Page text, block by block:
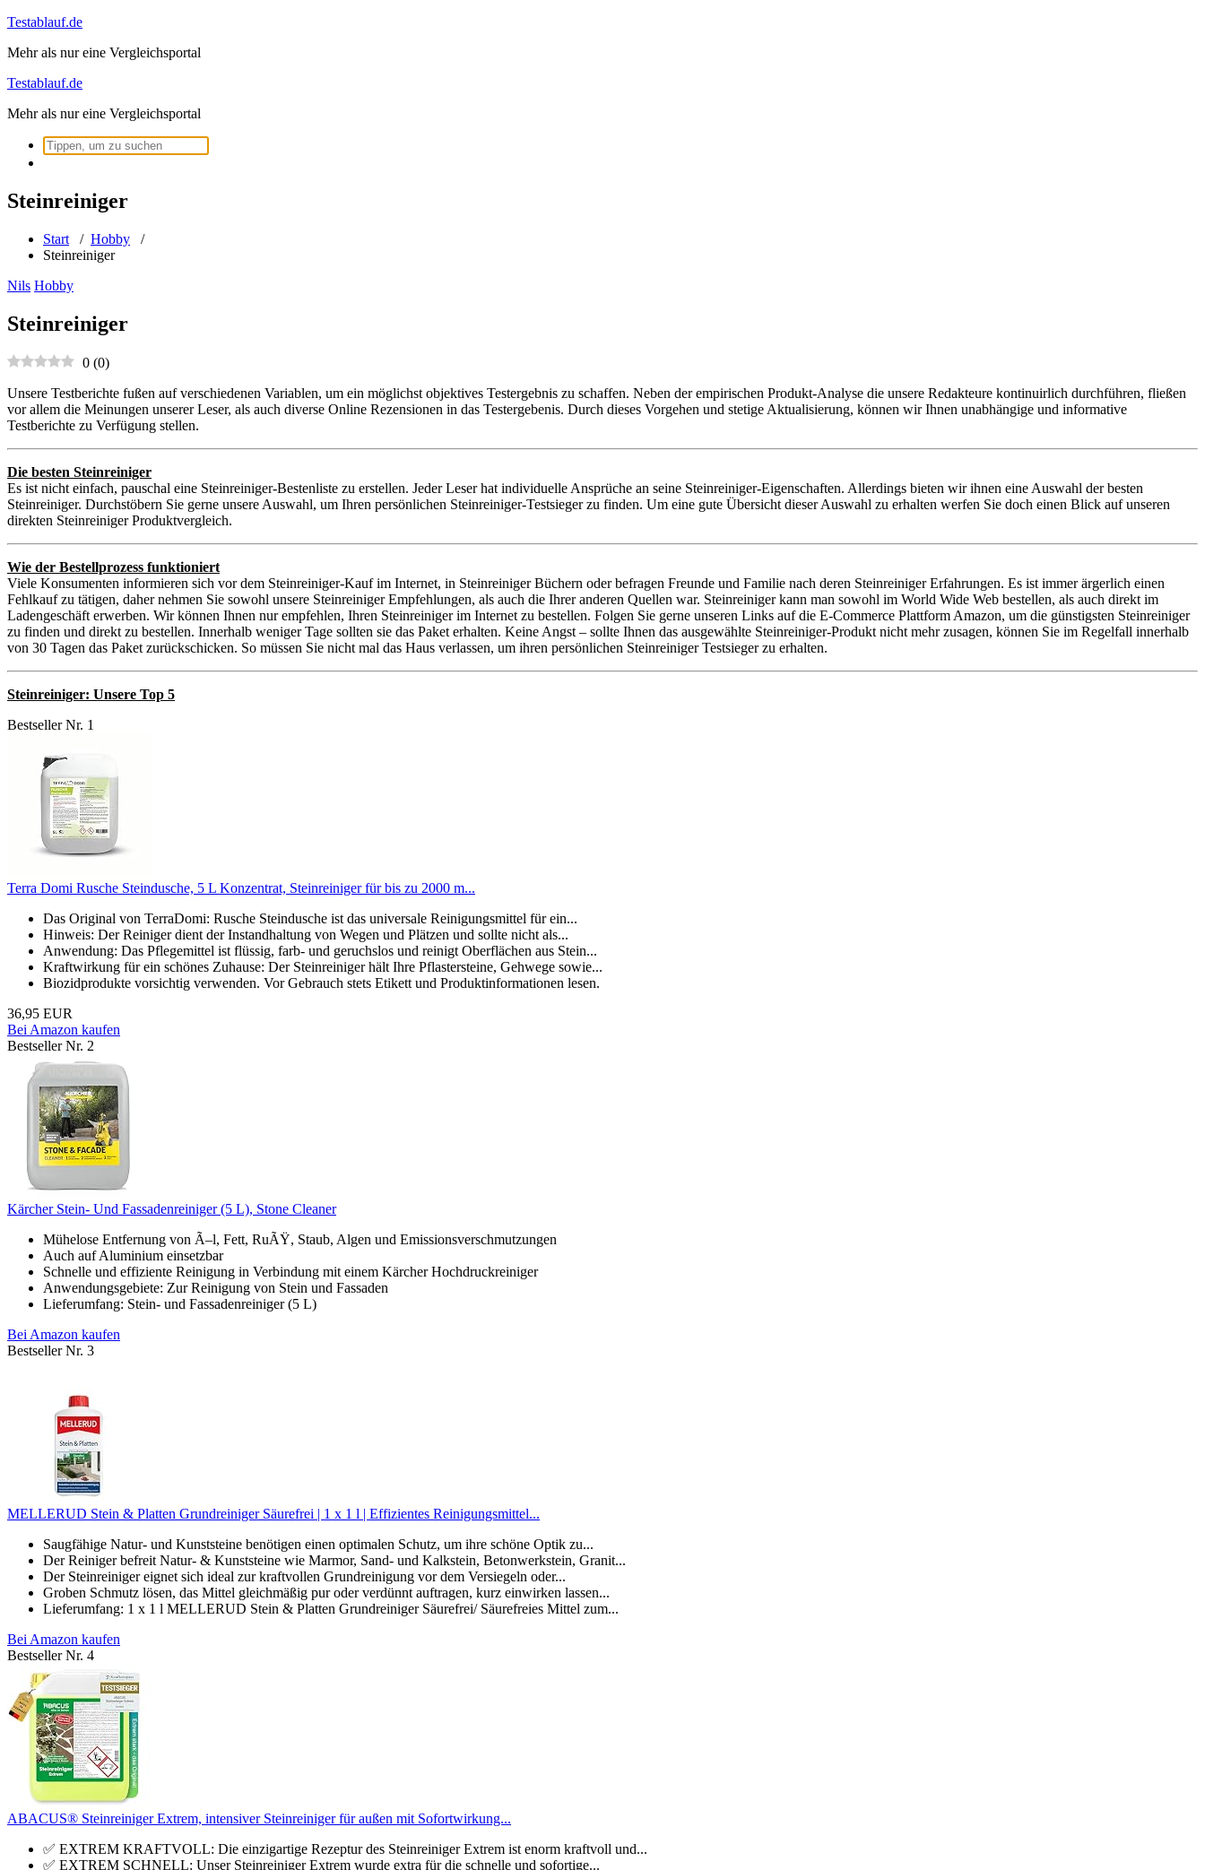
Zum
springen
Testablauf.de
Mehr als nur eine Vergleichsportal
Testablauf.de
Mehr als nur eine Vergleichsportal
Suchen
nach:
Steinreiniger
Start / Hobby /
Steinreiniger
Nils Hobby
Steinreiniger
0 (0)
Unsere Testberichte fußen auf verschiedenen Variablen, um ein möglichst objektives Testergebnis zu schaffen. Neben der empirischen Produkt-Analyse die unsere Redakteure kontinuirlich durchführen, fließen
vor allem die Meinungen unserer Leser, als auch diverse Online Rezensionen in das Testergebenis. Durch dieses Vorgehen und stetige Aktualisierung, können wir Ihnen unabhängige und informative
Testberichte zu Verfügung stellen.
Die besten Steinreiniger
Es ist nicht einfach, pauschal eine Steinreiniger-Bestenliste zu erstellen. Jeder Leser hat individuelle Ansprüche an seine Steinreiniger-Eigenschaften. Allerdings bieten wir ihnen eine Auswahl der besten
Steinreiniger. Durchstöbern Sie gerne unsere Auswahl, um Ihren persönlichen Steinreiniger-Testsieger zu finden. Um eine gute Übersicht dieser Auswahl zu erhalten werfen Sie doch einen Blick auf unseren
direkten Steinreiniger Produktvergleich.
Wie der Bestellprozess funktioniert
Viele Konsumenten informieren sich vor dem Steinreiniger-Kauf im Internet, in Steinreiniger Büchern oder befragen Freunde und Familie nach deren Steinreiniger Erfahrungen. Es ist immer ärgerlich einen
Fehlkauf zu tätigen, daher nehmen Sie sowohl unsere Steinreiniger Empfehlungen, als auch die Ihrer anderen Quellen war. Steinreiniger kann man sowohl im World Wide Web bestellen, als auch direkt im
Ladengeschäft erwerben. Wir können Ihnen nur empfehlen, Ihren Steinreiniger im Internet zu bestellen. Folgen Sie gerne unseren Links auf die E-Commerce Plattform Amazon, um die günstigsten Steinreiniger
zu finden und direkt zu bestellen. Innerhalb weniger Tage sollten sie das Paket erhalten. Keine Angst – sollte Ihnen das ausgewählte Steinreiniger-Produkt nicht mehr zusagen, können Sie im Regelfall innerhalb
von 30 Tagen das Paket zurückschicken. So müssen Sie nicht mal das Haus verlassen, um ihren persönlichen Steinreiniger Testsieger zu erhalten.
Steinreiniger: Unsere Top 5
Bestseller Nr. 1
Terra Domi Rusche Steindusche, 5 L Konzentrat, Steinreiniger für bis zu 2000 m...
Das Original von TerraDomi: Rusche Steindusche ist das universale Reinigungsmittel für ein...
Hinweis: Der Reiniger dient der Instandhaltung von Wegen und Plätzen und sollte nicht als...
Anwendung: Das Pflegemittel ist flüssig, farb- und geruchslos und reinigt Oberflächen aus Stein...
Kraftwirkung für ein schönes Zuhause: Der Steinreiniger hält Ihre Pflastersteine, Gehwege sowie...
Biozidprodukte vorsichtig verwenden. Vor Gebrauch stets Etikett und Produktinformationen lesen.
36,95 EUR
Bei Amazon kaufen
Bestseller Nr. 2
Kärcher Stein- Und Fassadenreiniger (5 L), Stone Cleaner
Mühelose Entfernung von Ã–l, Fett, RuÃŸ, Staub, Algen und Emissionsverschmutzungen
Auch auf Aluminium einsetzbar
Schnelle und effiziente Reinigung in Verbindung mit einem Kärcher Hochdruckreiniger
Anwendungsgebiete: Zur Reinigung von Stein und Fassaden
Lieferumfang: Stein- und Fassadenreiniger (5 L)
Bei Amazon kaufen
Bestseller Nr. 3
MELLERUD Stein & Platten Grundreiniger Säurefrei | 1 x 1 l | Effizientes Reinigungsmittel...
Saugfähige Natur- und Kunststeine benötigen einen optimalen Schutz, um ihre schöne Optik zu...
Der Reiniger befreit Natur- & Kunststeine wie Marmor, Sand- und Kalkstein, Betonwerkstein, Granit...
Der Steinreiniger eignet sich ideal zur kraftvollen Grundreinigung vor dem Versiegeln oder...
Groben Schmutz lösen, das Mittel gleichmäßig pur oder verdünnt auftragen, kurz einwirken lassen...
Lieferumfang: 1 x 1 l MELLERUD Stein & Platten Grundreiniger Säurefrei/ Säurefreies Mittel zum...
Bei Amazon kaufen
Bestseller Nr. 4
ABACUS® Steinreiniger Extrem, intensiver Steinreiniger für außen mit Sofortwirkung...
✅ EXTREM KRAFTVOLL: Die einzigartige Rezeptur des Steinreiniger Extrem ist enorm kraftvoll und...
✅ EXTREM SCHNELL: Unser Steinreiniger Extrem wurde extra für die schnelle und sofortige...